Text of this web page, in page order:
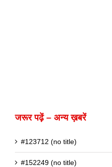
जरूर पढ़ें – अन्य ख़बरें
#123712 (no title)
#152249 (no title)